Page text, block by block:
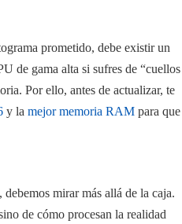
prometido, debe existir un
de gama alta si sufres de “cuellos
Por ello, antes de actualizar, te
y la mejor memoria RAM para que
debemos mirar más allá de la caja.
de cómo procesan la realidad